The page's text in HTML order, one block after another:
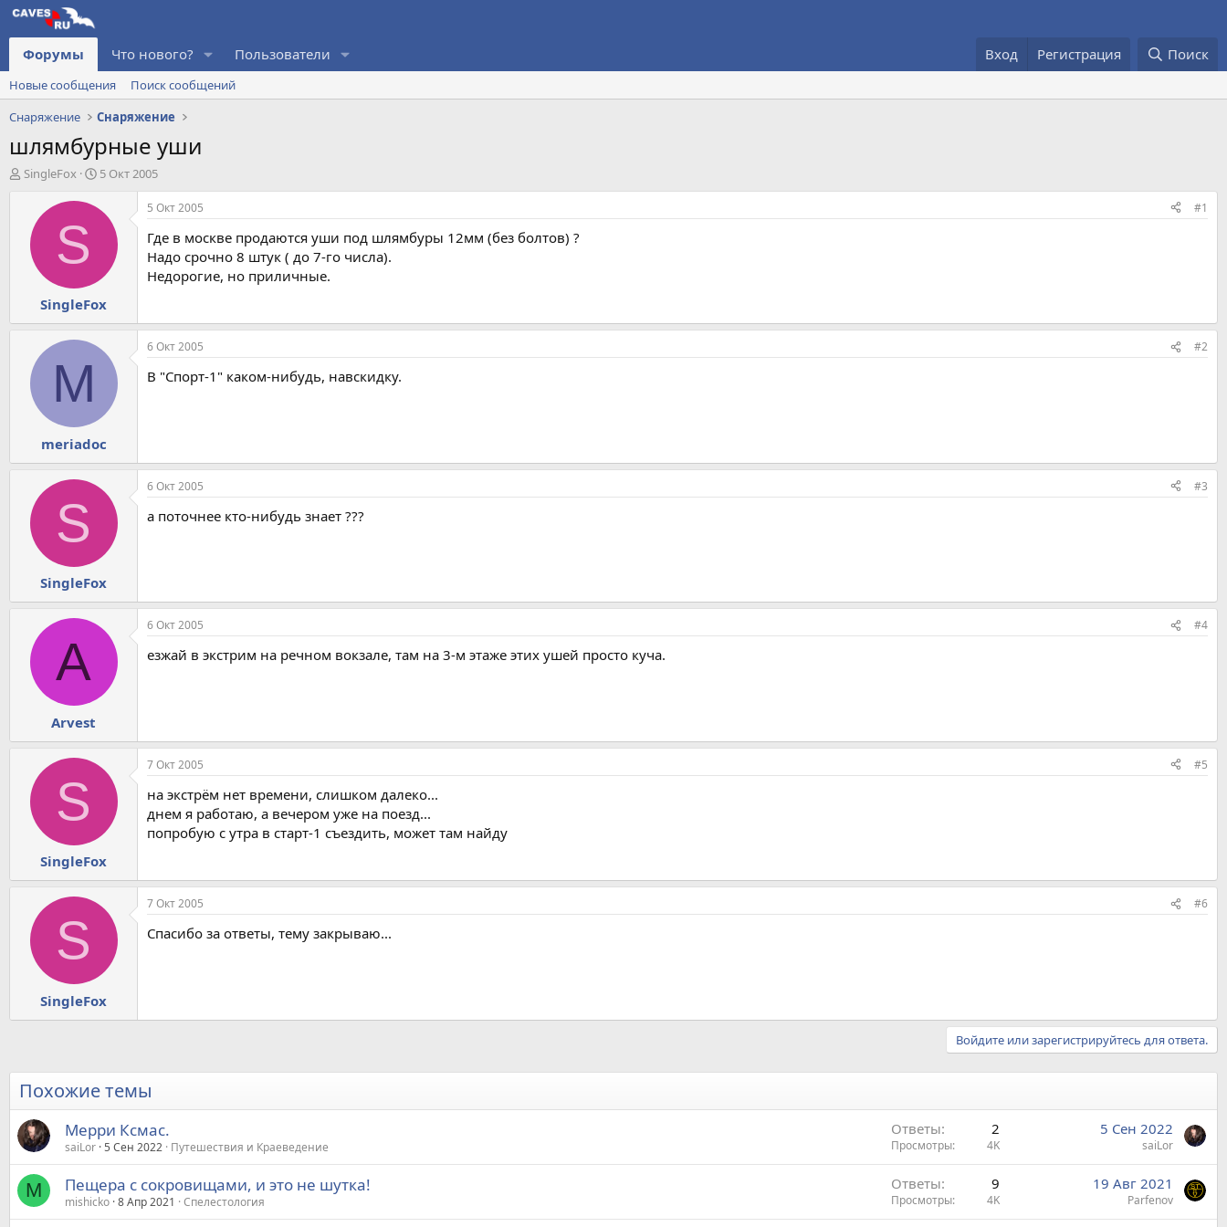
Форумы Что нового? Пользователи Вход Регистрация Поиск
Новые сообщения
Поиск сообщений
Снаряжение
Снаряжение
шлямбурные уши
А
SingleFox
Д
т
ч
л
а
5 Окт 2005
S
SingleFox
5 Окт 2005 #1
Где в москве продаются уши под шлямбуры 12мм (без болтов) ?
Надо срочно 8 штук ( до 7-го числа).
Недорогие, но приличные.
M
meriadoc
6 Окт 2005 #2
В "Спорт-1" каком-нибудь, навскидку.
S
SingleFox
6 Окт 2005 #3
а поточнее кто-нибудь знает ???
A
Arvest
6 Окт 2005 #4
езжай в экстрим на речном вокзале, там на 3-м этаже этих ушей просто куча.
S
SingleFox
7 Окт 2005 #5
на экстрём нет времени, слишком далеко...
днем я работаю, а вечером уже на поезд...
попробую с утра в старт-1 съездить, может там найду
S
SingleFox
7 Окт 2005 #6
Спасибо за ответы, тему закрываю...
Войдите или зарегистрируйтесь для ответа.
Похожие темы
Мерри Ксмас.
saiLor 5 Сен 2022 Путешествия и Краеведение
Ответы 2
Просмотры 4K
5 Сен 2022
saiLor
M Пещера с сокровищами, и это не шутка!
mishicko 8 Апр 2021 Спелестология
Ответы 9
Просмотры 4K
19 Авг 2021
Parfenov